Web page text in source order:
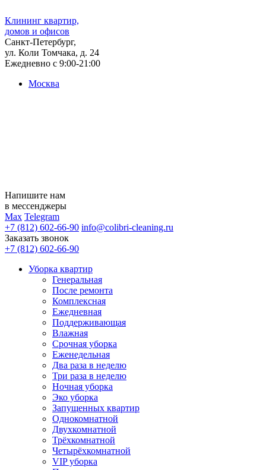
Клининг квартир,
домов и офисов
Санкт-Петербург,
ул. Коли Томчака, д. 24
Ежедневно с 9:00-21:00
Москва
Напишите нам
в мессенджеры
Max Telegram
+7 (812) 602-66-90 info@colibri-cleaning.ru
Заказать звонок
+7 (812) 602-66-90
Уборка квартир
Генеральная
После ремонта
Комплексная
Ежедневная
Поддерживающая
Влажная
Срочная уборка
Еженедельная
Два раза в неделю
Три раза в неделю
Ночная уборка
Эко уборка
Запущенных квартир
Однокомнатной
Двухкомнатной
Трёхкомнатной
Четырёхкомнатной
VIP уборка